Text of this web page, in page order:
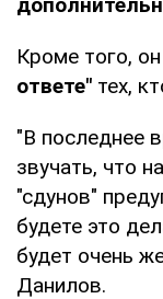
Кроме того,
ответе" тех,
"В последнее
звучать, что
"сдунов"
будете это
будет очень
Данилов.